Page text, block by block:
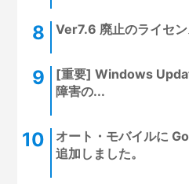
Ver7.6 廃止のライセ
[重要] Windows
障害の...
オート・モバイルに
追加しました。